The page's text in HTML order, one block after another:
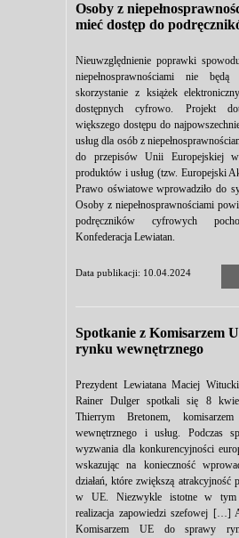
Osoby z
mieć dostęp do
Nieuwzględnienie poprawki
niepełnosprawnościami nie
skorzystanie z książek
dostępnych cyfrowo. Projekt
większego dostępu do
usług dla osób z
do przepisów Unii Europejskiej
produktów i usług (tzw. Europejski
Prawo oświatowe wprowadziło do
Osoby z niepełnosprawnościami
podręczników cyfrowych
Konfederacja Lewiatan.
Data publikacji: 10.04.2024
Spotkanie z Komisarzem
rynku wewnętrznego
Prezydent Lewiatana Maciej
Rainer Dulger spotkali się 8
Thierrym Bretonem,
wewnętrznego i usług. Podczas
wyzwania dla konkurencyjności
wskazując na konieczność
działań, które zwiększą atrakcyjność
w UE. Niezwykle istotne w tym
realizacja zapowiedzi szefowej […]
Komisarzem UE do sprawy